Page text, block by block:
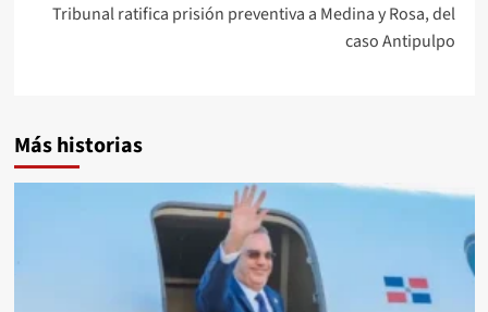
Tribunal ratifica prisión preventiva a Medina y Rosa, del
caso Antipulpo
Más historias